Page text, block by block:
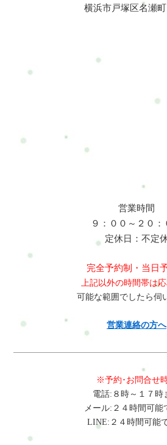
横浜市戸塚区名瀬
営業時間
９：００～２０：
定休日：不定
完全予約制・当日
上記以外の時間帯は
可能な範囲でしたら伺
営業連絡の方へ
※予約･お問合せ
電話:８時～１７時
メール:２４時間可能
LINE:２４時間可能で